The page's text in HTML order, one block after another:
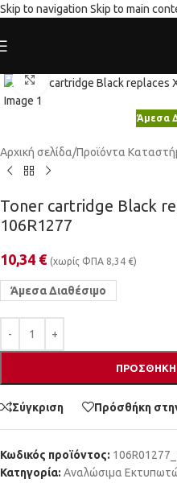
Skip to navigation Skip to main
Κλικ για μεγέθυνση
Άμεσα
Αρχική σελίδα/Προϊόντα
Toner cartridge Black
106R1277
10,34 € (χωρίς ΦΠΑ 8,34 €)
Άμεσα Διαθέσιμο
ΠΡΟΣΘΉΚΗ
Σύγκριση Πρόσθήκη
Κωδικός προϊόντος:
Κατηγορία: Αναλώσιμα